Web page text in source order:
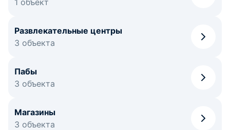
1 объект
Развлекательные центры
3 объекта
Пабы
3 объекта
Магазины
3 объекта